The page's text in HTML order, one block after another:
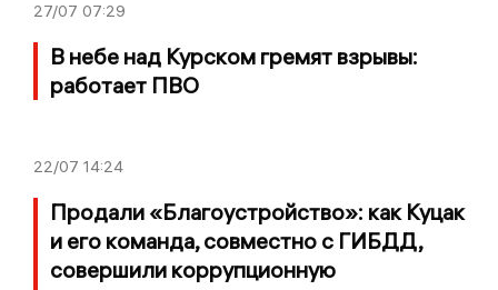
27/07 07:29
В небе над Курском гремят взрывы:
работает ПВО
22/07 14:24
Продали «Благоустройство»: как Куцак
и его команда, совместно с ГИБДД,
совершили коррупционную